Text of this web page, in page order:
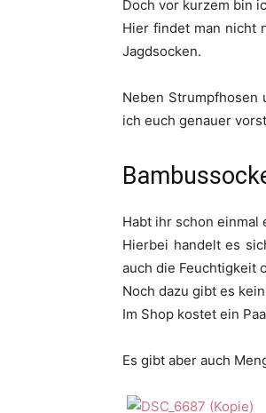
Doch vor kurzem bin
Hier findet man nicht
Jagdsocken.
Neben Strumpfhosen
ich euch genauer
Habt ihr schon einmal
Hierbei handelt es
auch die Feuchtigkeit
Noch dazu gibt es
Im Shop kostet ein
Es gibt aber auch